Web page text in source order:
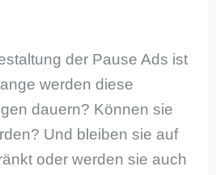
der Pause Ads ist
werden diese
dauern? Können sie
Und bleiben sie auf
oder werden sie auch